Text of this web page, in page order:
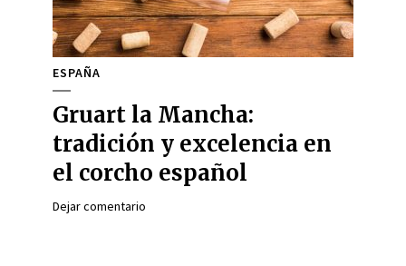
ESPAÑA
Gruart la Mancha:
tradición y excelencia en
el corcho español
Dejar comentario